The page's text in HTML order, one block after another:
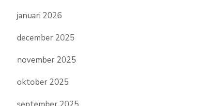
januari 2026
december 2025
november 2025
oktober 2025